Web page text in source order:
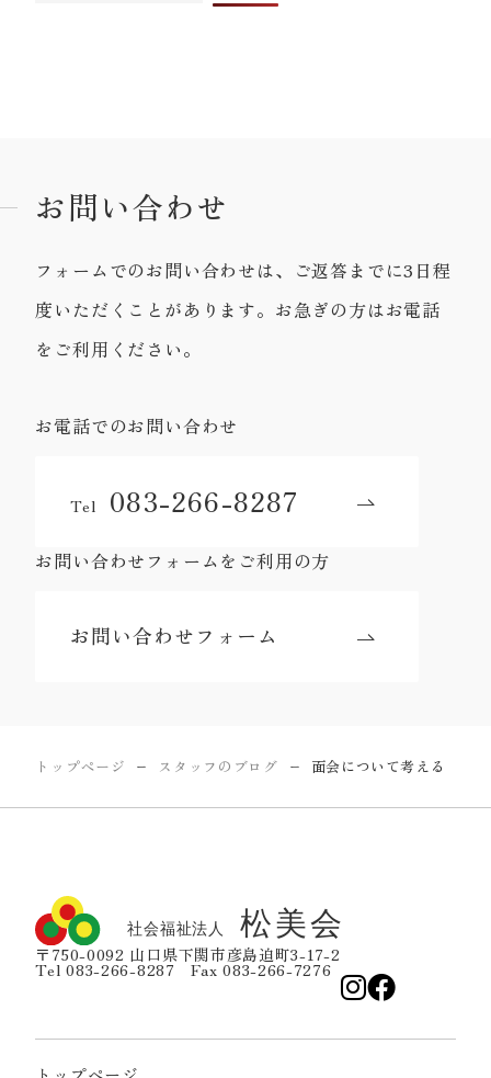
お問い合わせ
フォームでのお問い合わせは、ご返答までに3日程
度いただくことがあります。お急ぎの方はお電話
をご利用ください。
お電話でのお問い合わせ
Tel 083-266-8287
お問い合わせフォームをご利用の方
お問い合わせフォーム
トップページ ー スタッフのブログ ー 面会について考える
〒750-0092 山口県下関市彦島迫町3-17-2
Tel 083-266-8287 Fax 083-266-7276